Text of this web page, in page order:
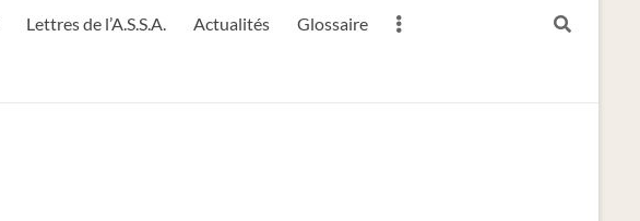
Lettres de l’A.S.S.A. Actualités Glossaire